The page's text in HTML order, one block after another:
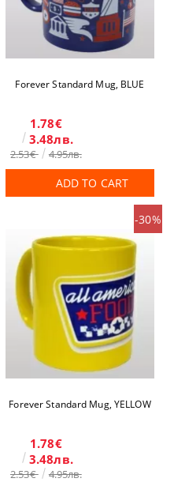
Forever Standard Mug, BLUE
1.78€
3.48лв.
2.53€ 4.95лв.
ADD TO CART
Forever Standard Mug, YELLOW
-30%
1.78€
3.48лв.
2.53€ 4.95лв.